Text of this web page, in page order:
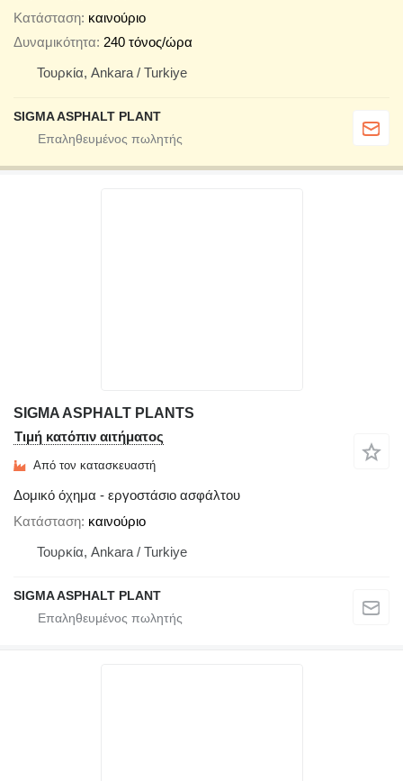
Κατάσταση καινούριο
Δυναμικότητα 240 τόνος/ώρα
Τουρκία, Ankara / Turkiye
SIGMA ASPHALT PLANT
SIGMA ASPHALT PLANTS
Τιμή κατόπιν αιτήματος
Από τον κατασκευαστή
Δομικό όχημα - εργοστάσιο ασφάλτου
Κατάσταση καινούριο
Τουρκία, Ankara / Turkiye
SIGMA ASPHALT PLANT